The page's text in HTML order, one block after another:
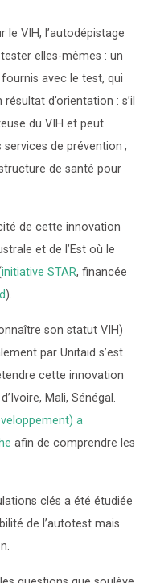
le VIH, l’autodépistage
elles-mêmes : un
avec le test, qui
d’orientation : s’il
du VIH et peut
de prévention ;
de santé pour
de cette innovation
et de l’Est où le
initiative STAR, financée
).
son statut VIH)
par Unitaid s’est
cette innovation
Mali, Sénégal.
a
afin de comprendre les
clés a été étudiée
de l’autotest mais